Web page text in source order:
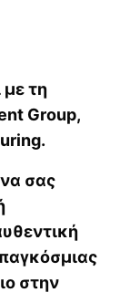
τη
Group,
σας
στην